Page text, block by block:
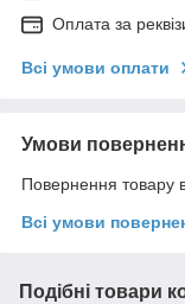
Оплата за
Всі умови оплати
Умови
Повернення товару
Всі умови
Подібні товари